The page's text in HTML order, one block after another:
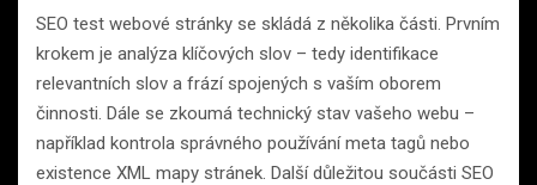
SEO test webové stránky se skládá z několika části. Prvním
krokem je analýza klíčových slov – tedy identifikace
relevantních slov a frází spojených s vaším oborem
činnosti. Dále se zkoumá technický stav vašeho webu –
například kontrola správného používání meta tagů nebo
existence XML mapy stránek. Další důležitou součásti SEO